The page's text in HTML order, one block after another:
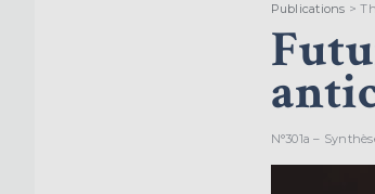
Publications >
N°301a –